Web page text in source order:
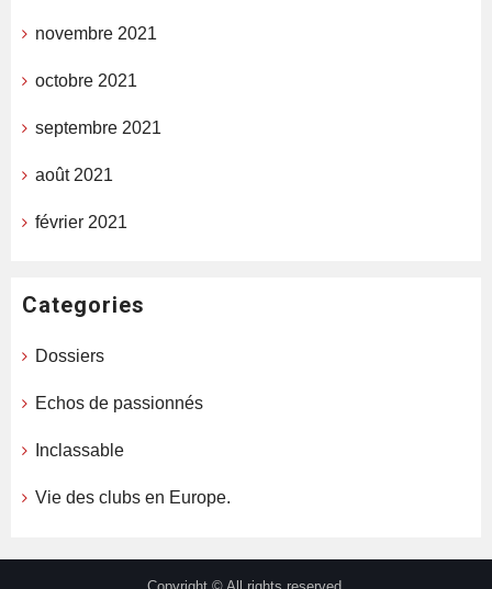
novembre 2021
octobre 2021
septembre 2021
août 2021
février 2021
Categories
Dossiers
Echos de passionnés
Inclassable
Vie des clubs en Europe.